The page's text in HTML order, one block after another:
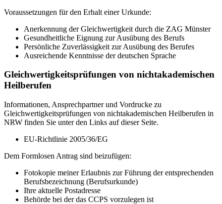
Voraussetzungen für den Erhalt einer Urkunde:
Anerkennung der Gleichwertigkeit durch die ZAG Münster
Gesundheitliche Eignung zur Ausübung des Berufs
Persönliche Zuverlässigkeit zur Ausübung des Berufes
Ausreichende Kenntnisse der deutschen Sprache
Gleichwertigkeitsprüfungen von nichtakademischen
Heilberufen
Informationen, Ansprechpartner und Vordrucke zu
Gleichwertigkeitsprüfungen von nichtakademischen Heilberufen in
NRW finden Sie unter den Links auf dieser Seite.
EU-Richtlinie 2005/36/EG
Dem Formlosen Antrag sind beizufügen:
Fotokopie meiner Erlaubnis zur Führung der entsprechenden
Berufsbezeichnung (Berufsurkunde)
Ihre aktuelle Postadresse
Behörde bei der das CCPS vorzulegen ist